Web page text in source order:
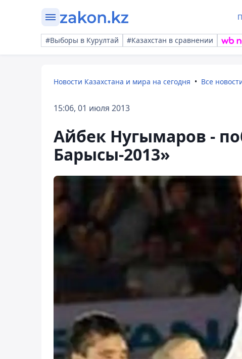
#Выборы в Курултай #Казахстан в сравнении
Новости Казахстана и мира на сегодня Все
15:06, 01 июля 2013
Айбек Нугымаров -
Барысы-2013»